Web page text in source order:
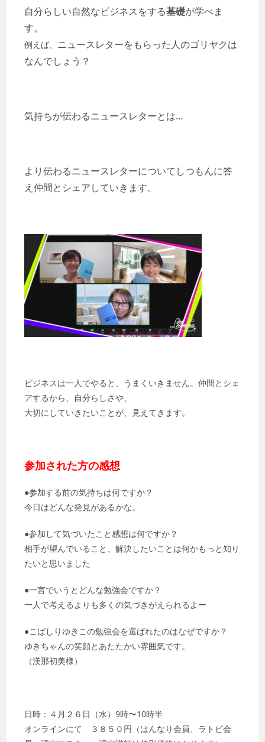
自分らしい自然なビジネスをする基礎が学べま
す。
例えば、 ニュースレターをもらった人のゴリヤクは
なんでしょう？
気持ちが伝わるニュースレターとは…
より伝わるニュースレターについてしつもんに答
え仲間とシェアしていきます。
ビジネスは一人でやると、うまくいきません。仲間とシェ
アするから、自分らしさや、
大切にしていきたいことが、見えてきます。
参加された方の感想
●参加する前の気持ちは何ですか？
今日はどんな発見があるかな。
●参加して気づいたこと感想は何ですか？
相手が望んでいること、解決したいことは何かもっと知り
たいと思いました
●一言でいうとどんな勉強会ですか？
一人で考えるよりも多くの気づきがえられるよー
●こばしりゆきこの勉強会を選ばれたのはなぜですか？
ゆきちゃんの笑顔とあたたかい雰囲気です。
（漢那初美様）
日時：４月２６日（水）9時〜10時半
オンラインにて ３８５０円（はんなり会員、ラトビ会